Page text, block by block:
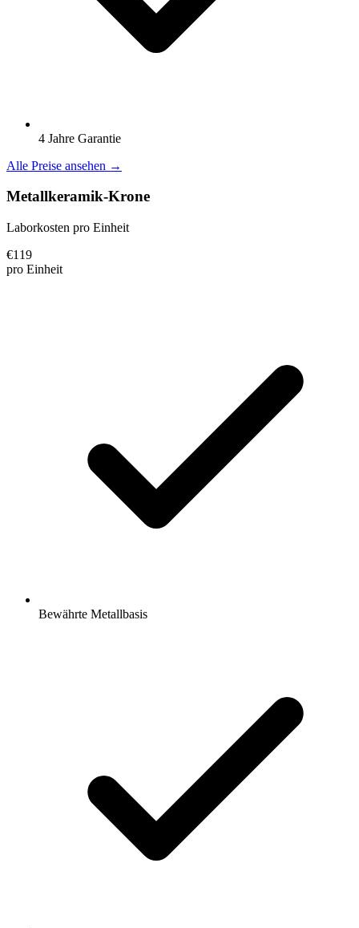
4 Jahre Garantie
Alle Preise ansehen →
Metallkeramik-Krone
Laborkosten pro Einheit
€119
pro Einheit
Bewährte Metallbasis